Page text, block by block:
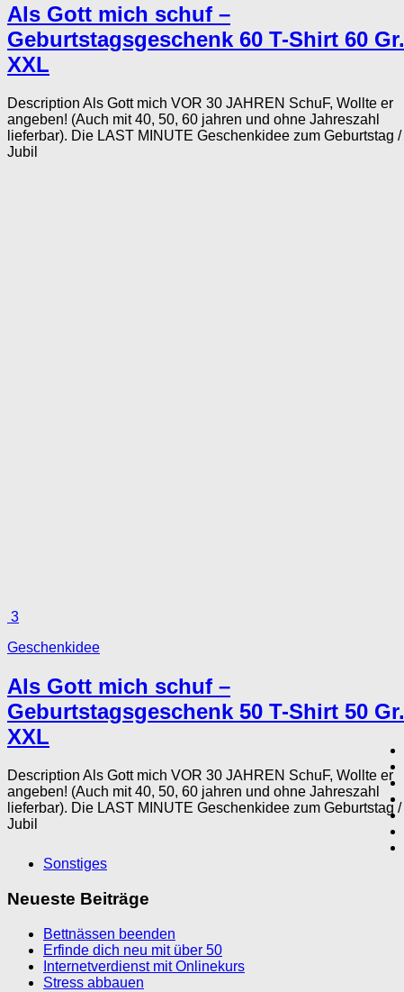
Als Gott mich schuf –
Geburtstagsgeschenk 60 T-Shirt 60 Gr.
XXL
Description Als Gott mich VOR 30 JAHREN SchuF, Wollte er
angeben! (Auch mit 40, 50, 60 jahren und ohne Jahreszahl
lieferbar). Die LAST MINUTE Geschenkidee zum Geburtstag /
Jubil
3
Geschenkidee
Als Gott mich schuf –
Geburtstagsgeschenk 50 T-Shirt 50 Gr.
XXL
Description Als Gott mich VOR 30 JAHREN SchuF, Wollte er
angeben! (Auch mit 40, 50, 60 jahren und ohne Jahreszahl
lieferbar). Die LAST MINUTE Geschenkidee zum Geburtstag /
Jubil
Sonstiges
Neueste Beiträge
Bettnässen beenden
Erfinde dich neu mit über 50
Internetverdienst mit Onlinekurs
Stress abbauen